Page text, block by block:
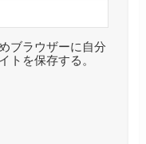
ブラウザーに自分
トを保存する。